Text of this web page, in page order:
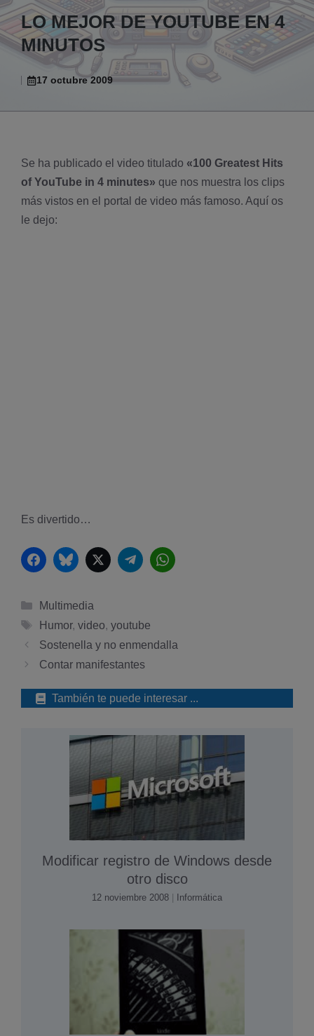
LO MEJOR DE YOUTUBE EN 4
MINUTOS
17 octubre 2009
Se ha publicado el video titulado «100 Greatest Hits
of YouTube in 4 minutes» que nos muestra los clips
más vistos en el portal de video más famoso. Aquí­ os
le dejo:
Es divertido…
FacebookBluesky Twitter Telegram
Categorías
Multimedia
Etiquetas
Humor, video, youtube
Sostenella y no enmendalla
Contar manifestantes
También te puede interesar ...
Modificar registro de Windows desde
otro disco
12 noviembre 2008 Informática